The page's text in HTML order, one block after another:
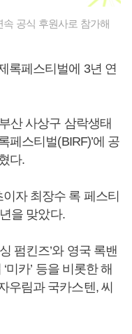
공식 후원사로 참가해
록페스티벌에 3년 연
산 사상구 삼락생태
페스티벌(BIRF)’에 공
다.
자 최장수 록 페스티
을 맞았다.
펌킨즈’와 영국 록밴
미카’ 등을 비롯한 해
우림과 국카스텐, 씨